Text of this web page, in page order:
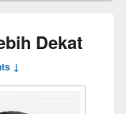
Dekat
↓